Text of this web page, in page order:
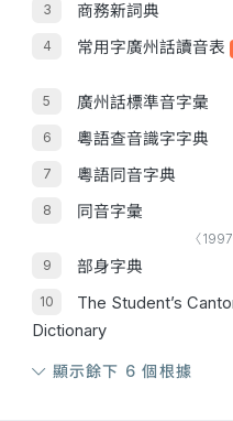
商務新詞典
常用字廣州話讀音表
廣州話標準音字彙
粵語查音識字字典
粵語同音字典
同音字彙
〈
部身字典
The Student’s
Dictionary
顯示餘下 6 個根據